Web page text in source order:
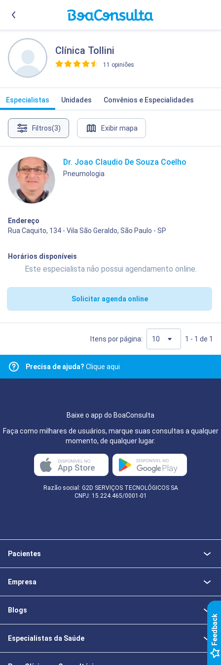
Clínica Tollini
11 opiniões
Especialistas Unidades Convênios e Especialidades
Filtros(3) Exibir mapa
Dr. Joao Claudio De Souza Coelho
Pneumologia
Endereço
Rua Caquito, 134 - Vila São Geraldo, São Paulo - SP
Horários disponíveis
Este especialista não possui agendamento online.
Solicitar agenda online
Itens por página: 1 - 1 de 1
Precisa de ajuda? Clique aqui
Baixe o app do BoaConsulta
Faça como milhares de usuários, marque suas consultas a qualquer
momento, de qualquer lugar.
Razão social: G2D SERVIÇOS TECNOLÓGICOS SA
CNPJ: 15.224.465/0001-01
Pacientes
Empresa
Blogs
Especialistas da Saúde k